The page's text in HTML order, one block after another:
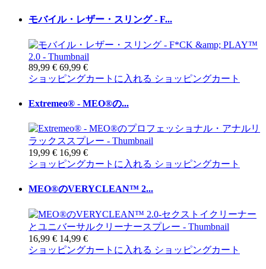
モバイル・レザー・スリング - F...
89,99 € 69,99 €
ショッピングカートに入れる ショッピングカート
Extremeo® - MEO®の...
19,99 € 16,99 €
ショッピングカートに入れる ショッピングカート
MEO®のVERYCLEAN™ 2...
16,99 € 14,99 €
ショッピングカートに入れる ショッピングカート